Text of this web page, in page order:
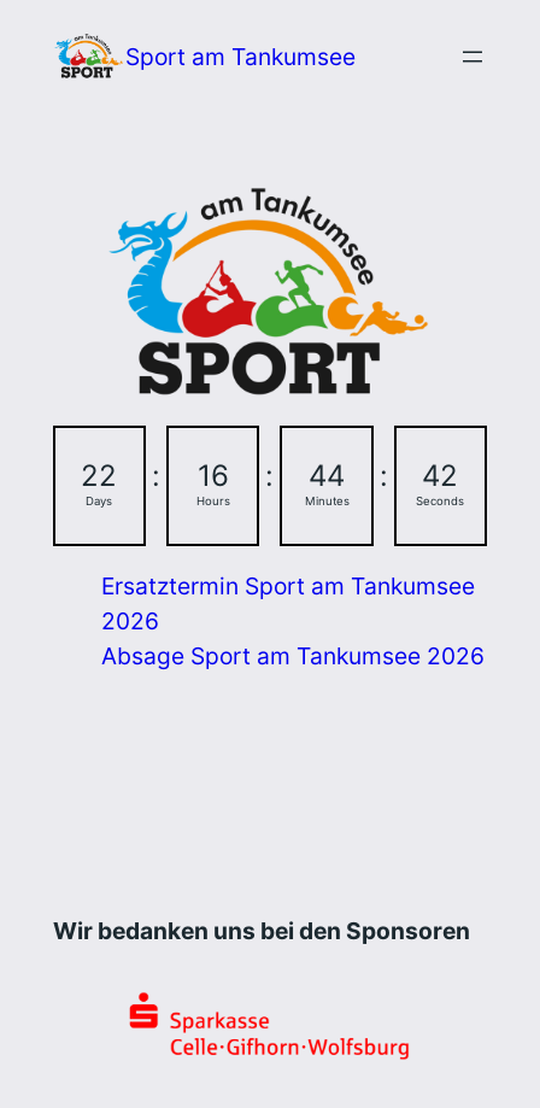
Inhalt
Sport am Tankumsee
22
Days
: 16
Hours
: 44
Minutes
: 41
Seconds
Ersatztermin Sport am Tankumsee
2026
Absage Sport am Tankumsee 2026
Wir bedanken uns bei den Sponsoren